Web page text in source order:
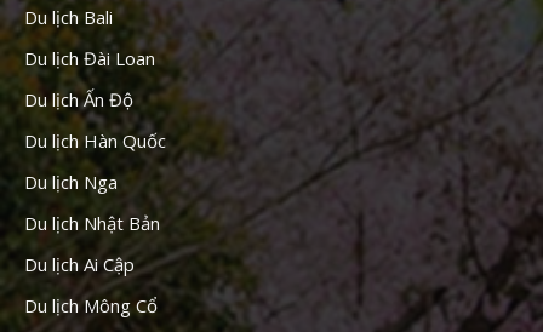
Du lịch Bali
Du lịch Đài Loan
Du lịch Ấn Độ
Du lịch Hàn Quốc
Du lịch Nga
Du lịch Nhật Bản
Du lịch Ai Cập
Du lịch Mông Cổ